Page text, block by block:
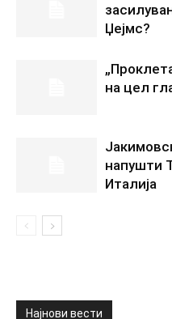
Џејмс?
на цел
напушти
Италија
Најнови вести